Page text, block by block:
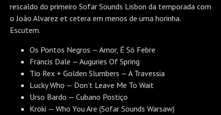
rescaldo do primeiro Sofar Sounds Lisbon da temporada com
o João Alvarez et cetera em menos de uma horinha.
Escutem.
Os Pontos Negros — Amor, É Só Febre
Francis Dale — Auguries Of Spring
Tio Rex + Golden Slumbers — A Travessia
Lucky Who — Don’t Leave Me To Wait
Urso Bardo — Cubano Postiço
Kroki — Who You Are (Sofar Sounds Warsaw)